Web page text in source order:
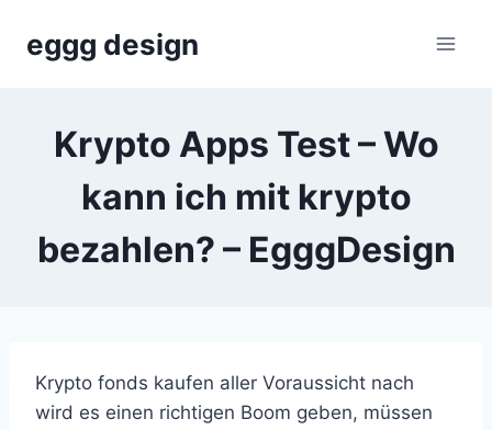
eggg design
Krypto Apps Test – Wo
kann ich mit krypto
bezahlen? – EgggDesign
Krypto fonds kaufen aller Voraussicht nach
wird es einen richtigen Boom geben, müssen